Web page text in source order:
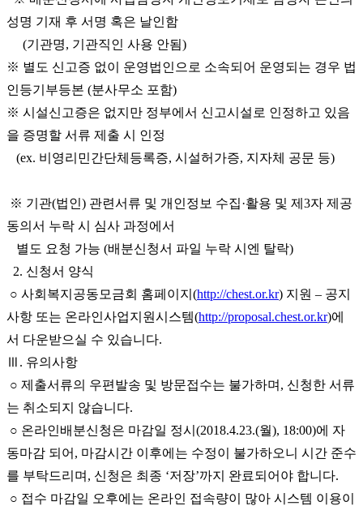
성명 기재 후 서명 혹은 날인함
(기관명, 기관직인 사용 안됨)
※ 별도 신고증 없이 운영법인으로 소속되어 운영되는 경우 법
인등기부등본 (분사무소 포함)
※ 시설신고증은 없지만 정부에서 신고시설로 인정하고 있음
을 증명할 서류 제출 시 인정
(ex. 비영리민간단체등록증, 시설허가증, 지자체 공문 등)
※ 기관(법인) 관련서류 및 개인정보 수집·활용 및 제3자 제공
동의서 누락 시 심사 과정에서
별도 요청 가능 (배분신청서 파일 누락 시엔 탈락)
2. 신청서 양식
○ 사회복지공동모금회 홈페이지(http://chest.or.kr) 지원 – 공지
사항 또는 온라인사업지원시스템(http://proposal.chest.or.kr)에
서 다운받으실 수 있습니다.
Ⅲ. 유의사항
○ 제출서류의 우편발송 및 방문접수는 불가하며, 신청한 서류
는 취소되지 않습니다.
○ 온라인배분신청은 마감일 정시(2018.4.23.(월), 18:00)에 자
동마감 되어, 마감시간 이후에는 수정이 불가하오니 시간 준수
를 부탁드리며, 신청은 최종 ‘저장’까지 완료되어야 합니다.
○ 접수 마감일 오후에는 온라인 접속량이 많아 시스템 이용이